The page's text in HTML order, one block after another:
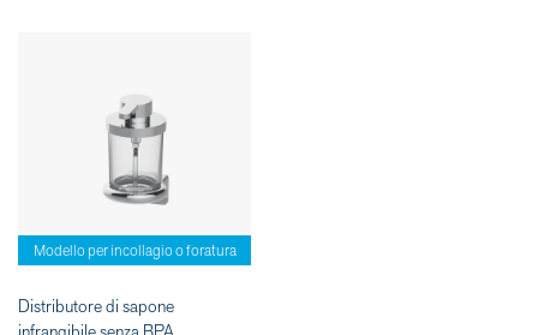
Modello per incollagio o foratura
Distributore di sapone